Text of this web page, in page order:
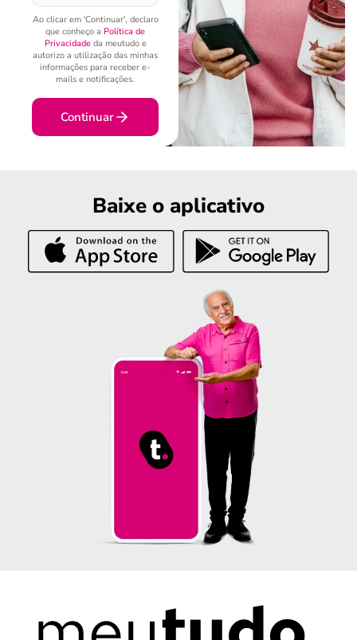
Ao clicar em 'Continuar', declaro
que conheço a Política de
Privacidadeda meutudo e
autorizo a utilização das minhas
informações para receber e-
mails e notificações.
Continuar
Baixe o aplicativo